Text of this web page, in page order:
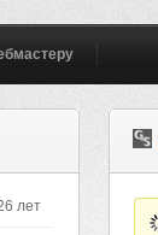
лет